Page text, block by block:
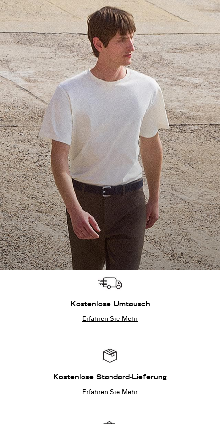
Kostenlose Umtausch
Erfahren Sie Mehr
Kostenlose Standard-Lieferung
Erfahren Sie Mehr